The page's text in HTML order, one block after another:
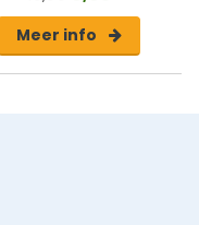
Meer info